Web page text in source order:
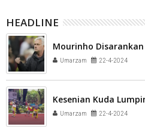
HEADLINE
Mourinho
Umarzam 22-4-2024
Kesenian Kuda
Umarzam 22-4-2024